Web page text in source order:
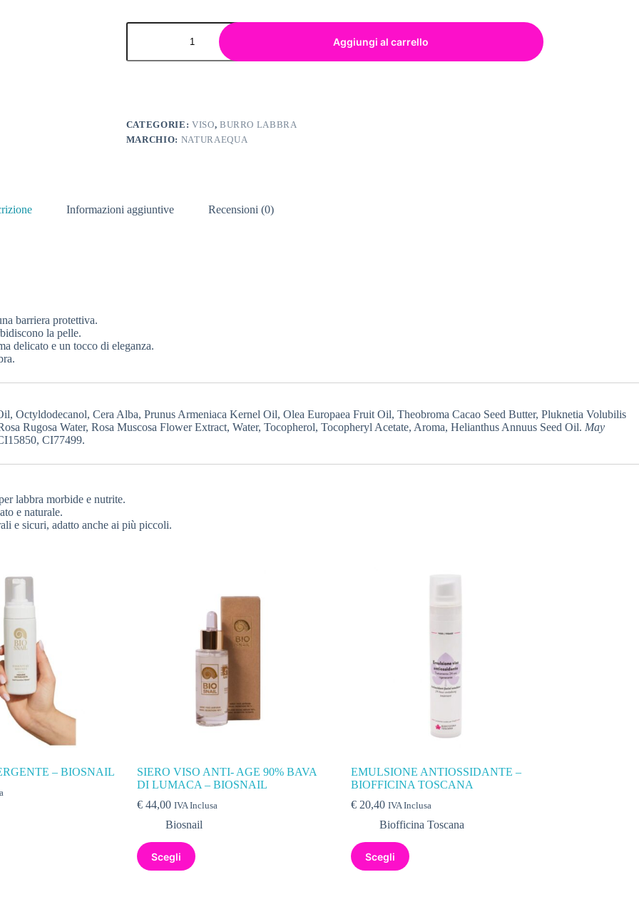
Aggiungi al carrello
CATEGORIE: VISO, BURRO LABBRA
MARCHIO: NATURAEQUA
Informazioni aggiuntive Recensioni (0)
barriera protettiva.
la pelle.
delicato e un tocco di eleganza.
Octyldodecanol, Cera Alba, Prunus Armeniaca Kernel Oil, Olea Europaea Fruit Oil, Theobroma Cacao Seed Butter, Pluknetia Volubilis
Rugosa Water, Rosa Muscosa Flower Extract, Water, Tocopherol, Tocopheryl Acetate, Aroma, Helianthus Annuus Seed Oil. May
CI77499.
labbra morbide e nutrite.
e naturale.
e sicuri, adatto anche ai più piccoli.
– BIOSNAIL
SIERO VISO ANTI- AGE 90% BAVA
DI LUMACA – BIOSNAIL
€44,00 IVA Inclusa
Biosnail
Scegli
EMULSIONE ANTIOSSIDANTE –
BIOFFICINA TOSCANA
€20,40 IVA Inclusa
Biofficina Toscana
Scegli